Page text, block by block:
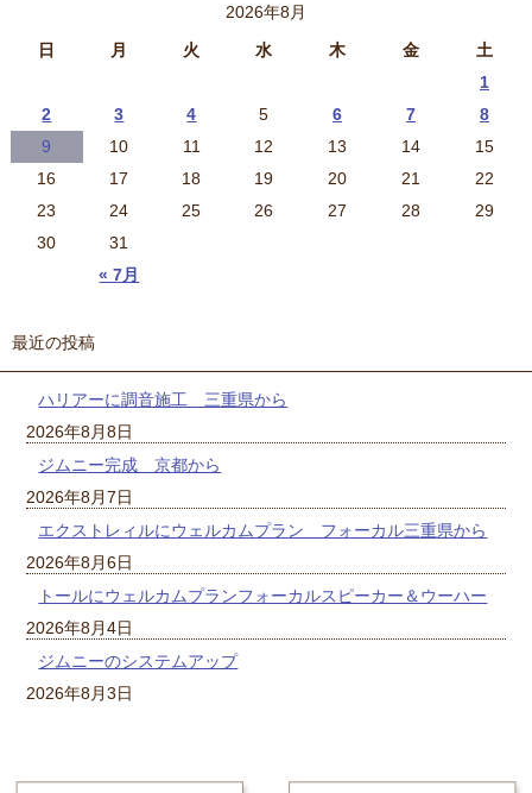
2026年8月
日
月 火 水 木 金 土
« 7月
1
2
3 4 5 6 7
8
9
10 11 12 13 14
15
16
17 18 19 20 21
22
23
24 25 26 27 28
29
30
31
最近の投稿
ハリアーに調音施工 三重県から
2026年8月8日
ジムニー完成 京都から
2026年8月7日
エクストレィルにウェルカムプラン フォーカル三重県から
2026年8月6日
トールにウェルカムプランフォーカルスピーカー＆ウーハー
2026年8月4日
ジムニーのシステムアップ
2026年8月3日